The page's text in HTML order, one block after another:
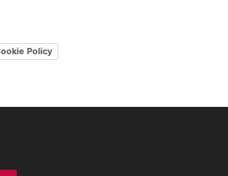
Policy